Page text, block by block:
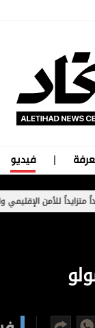
فيديو
الإقليمي والدولي